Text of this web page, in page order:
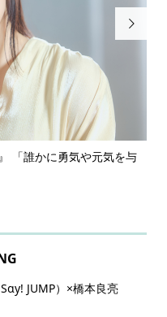
「誰かに勇気や元気を与

JUMP）×橋本良亮